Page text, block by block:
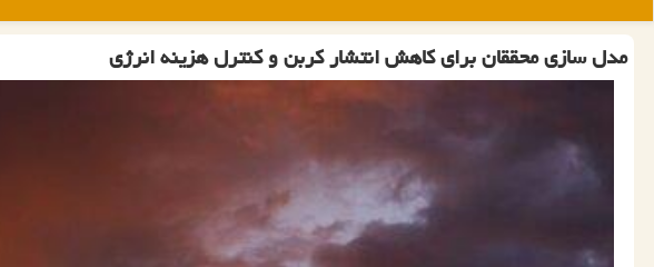
مدل سازی محققان برای کاهش انتشار کربن و کنترل هزینه انرژی